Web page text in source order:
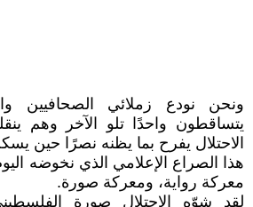
ونحن نودع زملائي الصحافيين
يتساقطون واحدًا تلو الآخر وهم
الاحتلال يفرح بما يظنه نصرًا حين
هذا الصراع الإعلامي الذي نخوضه
معركة رواية، ومعركة صورة.
لقد شوّه الاحتلال صورة